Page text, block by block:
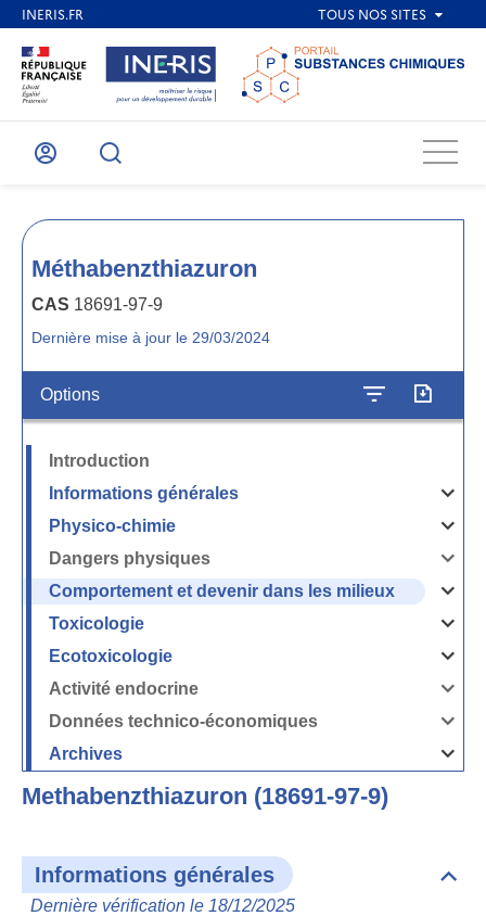
Mon
Recherche
Menu
Méthabenzthiazuron
CAS 18691-97-9
Dernière mise à jour le 29/03/2024
Options
Introduction
Informations générales
Ouvrir
la
générales
Physico-chimie
Ouvrir
la
chimie
Dangers physiques
Ouvrir
la
Comportement et devenir dans les milieux
Ouvrir
la
et
les
milieux
Toxicologie
Ouvrir
la
Ecotoxicologie
Ouvrir
la
Activité endocrine
Ouvrir
la
endocrine
Données technico-économiques
Ouvrir
la
Données
Archives
Ouvrir
Methabenzthiazuron (18691-97-9)
Informations générales
Dernière vérification le 18/12/2025